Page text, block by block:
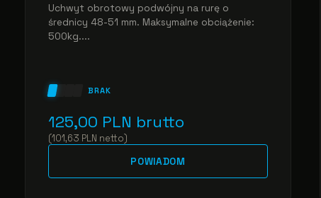
Uchwyt obrotowy podwójny na rurę o
średnicy 48-51 mm. Maksymalne obciążenie:
500kg....
BRAK
125,00 PLN brutto
(101,63 PLN netto)
POWIADOM